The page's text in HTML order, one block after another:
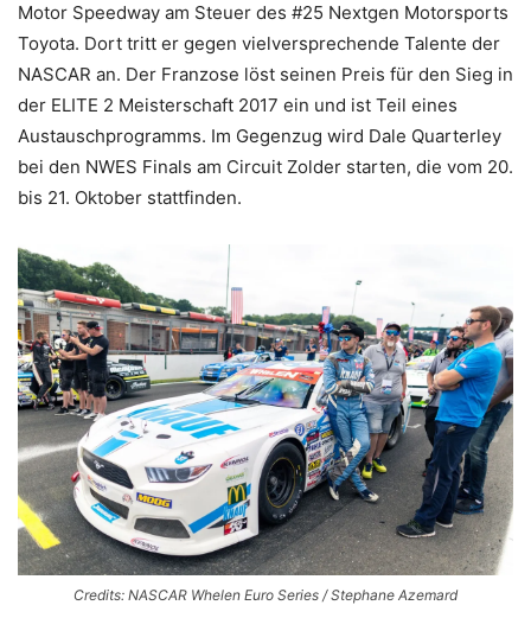
Motor Speedway am Steuer des #25 Nextgen Motorsports
Toyota. Dort tritt er gegen vielversprechende Talente der
NASCAR an. Der Franzose löst seinen Preis für den Sieg in
der ELITE 2 Meisterschaft 2017 ein und ist Teil eines
Austauschprogramms. Im Gegenzug wird Dale Quarterley
bei den NWES Finals am Circuit Zolder starten, die vom 20.
bis 21. Oktober stattfinden.
Credits: NASCAR Whelen Euro Series / Stephane Azemard